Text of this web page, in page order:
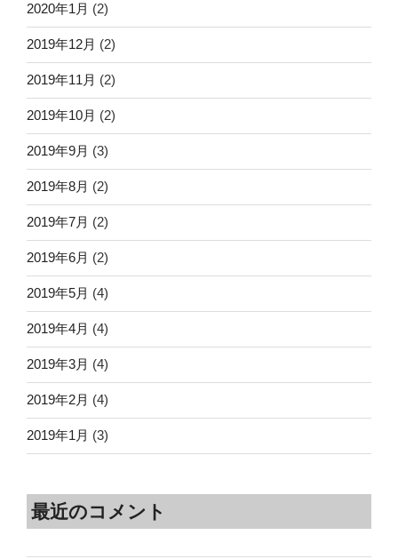
2020年1月 (2)
2019年12月 (2)
2019年11月 (2)
2019年10月 (2)
2019年9月 (3)
2019年8月 (2)
2019年7月 (2)
2019年6月 (2)
2019年5月 (4)
2019年4月 (4)
2019年3月 (4)
2019年2月 (4)
2019年1月 (3)
最近のコメント